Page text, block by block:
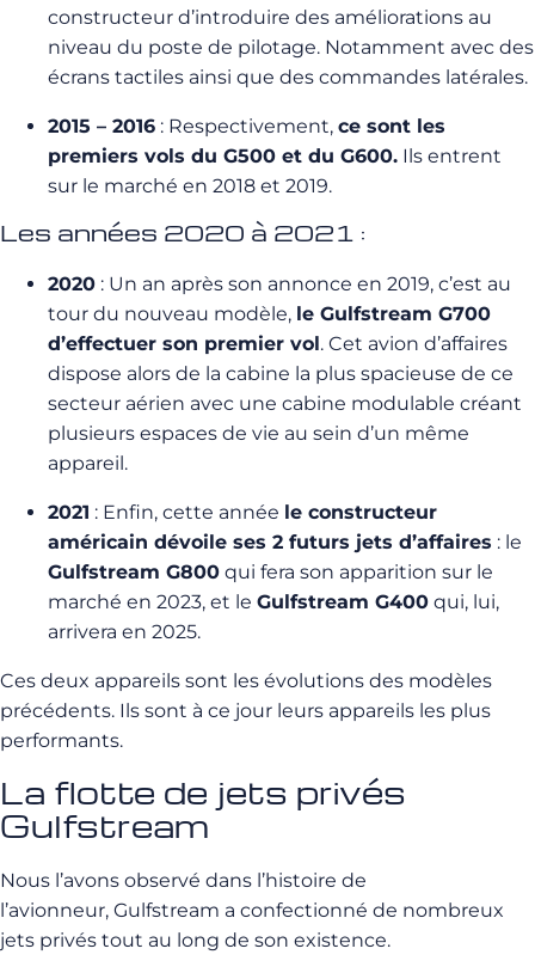
constructeur d’introduire des améliorations au
niveau du poste de pilotage. Notamment avec des
écrans tactiles ainsi que des commandes latérales.
2015 – 2016 : Respectivement, ce sont les
premiers vols du G500 et du G600. Ils entrent
sur le marché en 2018 et 2019.
Les années 2020 à 2021 :
2020 : Un an après son annonce en 2019, c’est au
tour du nouveau modèle, le Gulfstream G700
d’effectuer son premier vol. Cet avion d’affaires
dispose alors de la cabine la plus spacieuse de ce
secteur aérien avec une cabine modulable créant
plusieurs espaces de vie au sein d’un même
appareil.
2021 : Enfin, cette année le constructeur
américain dévoile ses 2 futurs jets d’affaires : le
Gulfstream G800 qui fera son apparition sur le
marché en 2023, et le Gulfstream G400 qui, lui,
arrivera en 2025.
Ces deux appareils sont les évolutions des modèles
précédents. Ils sont à ce jour leurs appareils les plus
performants.
La flotte de jets privés
Gulfstream
Nous l’avons observé dans l’histoire de
l’avionneur, Gulfstream a confectionné de nombreux
jets privés tout au long de son existence.